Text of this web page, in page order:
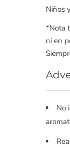
Niños
*Nota
ni en
No